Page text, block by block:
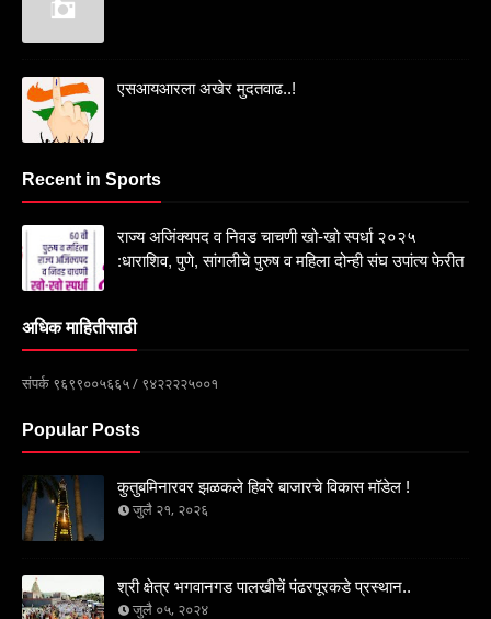
एसआयआरला अखेर मुदतवाढ..!
Recent in Sports
राज्य अजिंक्यपद व निवड चाचणी खो-खो स्पर्धा २०२५
:धाराशिव, पुणे, सांगलीचे पुरुष व महिला दोन्ही संघ उपांत्य फेरीत
अधिक माहितीसाठी
संपर्क ९६९९००५६६५ / ९४२२२२५००१
Popular Posts
कुतुबमिनारवर झळकले हिवरे बाजारचे विकास मॉडेल !
जुलै २१, २०२६
श्री क्षेत्र भगवानगड पालखीचें पंढरपूरकडे प्रस्थान..
जुलै ०५, २०२४